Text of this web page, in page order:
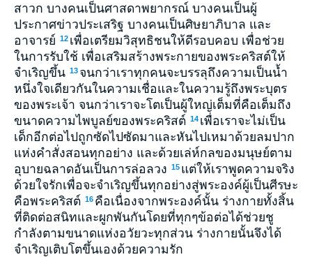
สาวก บางคนเป็นศาสดาพยากรณ์ บางคนเป็นผู้
ประกาศข่าวประเสริฐ บางคนเป็นศิษยาภิบาล และ
อาจารย์ 12 เพื่อเตรียมวิสุทธิชนให้ดีรอบคอบ เพื่อช่วย
ในการรับใช้ เพื่อเสริมสร้างพระกายของพระคริสต์ให้
จำเริญขึ้น 13 จนกว่าเราทุกคนจะบรรลุถึงความเป็นน้ำ
หนึ่งใจเดียวกันในความเชื่อและในความรู้ถึงพระบุตร
ของพระเจ้า จนกว่าเราจะโตเป็นผู้ใหญ่เต็มที่คือเต็มถึง
ขนาดความไพบูลย์ของพระคริสต์ 14 เพื่อเราจะไม่เป็น
เด็กอีกต่อไปถูกซัดไปซัดมาและหันไปเหมาด้วยลมปาก
แห่งคำสั่งสอนทุกอย่าง และด้วยเล่ห์กลของมนุษย์ตาม
อุบายฉลาดอันเป็นการล่อลวง 15 แต่ให้เราพูดความจริง
ด้วยใจรักเพื่อจะจำเริญขึ้นทุกอย่างสู่พระองค์ผู้เป็นศีรษะ
คือพระคริสต์ 16 คือเนื่องจากพระองค์นั้น ร่างกายทั้งสิ้น
ที่ติดต่อสนิทและผูกพันกันโดยที่ทุกๆข้อต่อได้ช่วยชู
กำลังตามขนาดแห่งอวัยวะทุกส่วน ร่างกายนั้นจึงได้
จำเริญเติบโตขึ้นเองด้วยความรัก